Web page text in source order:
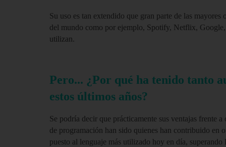
Su uso es tan extendido que gran parte de las mayores
del mundo como por ejemplo, Spotify, Netflix,
utilizan.
Pero... ¿Por qué ha tenido tanto
estos últimos años?
Se podría decir que prácticamente sus ventajas frente a
de programación han sido quienes han contribuido en
puesto al lenguaje más utilizado hoy en día, superando